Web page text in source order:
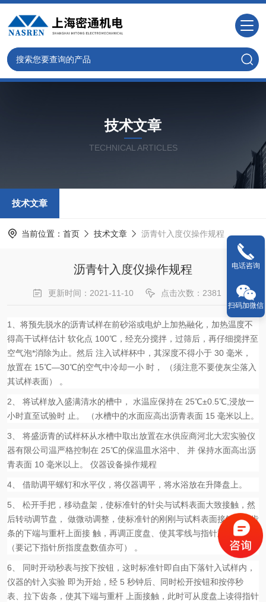
技术文章
TECHNICAL ARTICLES
技术文章
当前位置： 首页 技术文章 沥青针入度仪操作规程
沥青针入度仪操作规程
更新时间：2021-11-10 点击次数：2381
1
、将预先脱水的沥青试样在前砂浴或电炉上加热融化，加热温度不
得高干试样估计 软化点 100℃，经充分搅拌，过筛后，再仔细搅拌至
空气泡*消除为止。然后 注入试样杯中，其深度不得小于 30 毫米，
放置在 15℃—30℃的空气中冷却一小 时， （须注意不要使灰尘落入
其试样表面） 。
2 、 将试样放入盛满清水的槽中， 水温应保持在 25℃±0.5℃ 浸放一
小时直至试验时 止。 （水槽中的水面应高出沥青表面 15 毫米以上。
3 、 将盛沥青的试样杯从水槽中取出放置在水供应商河北大宏实验仪
器有限公司温严格控制在 25℃的保温皿水浴中、 并 保持水面高出沥
青表面 10 毫米以上。 仪器设备操作规程
4 、 借助调平螺钉和水平仪，将仪器调平，将水浴放在升降盘上。
5 、 松开手把，移动盘架，使标准针的针尖与试料表面大致接触，然
后转动调节盘， 做微动调整，使标准针的刚刚与试料表面接触，使齿
条的下端与重杆上面接 触，再调正度盘、使其零线与指针重合，
（要记下指针所指度盘数值亦可） 。
6 、 同时开动秒表与按下按钮，这时标准针即自由下落针入试样内，
仪器的针入实验 即为开始，经 5 秒钟后、同时松开按钮和按停秒
表、拉下齿条，使其下端与重杆 上面接触，此时可从度盘上读得指针
电话咨询
扫码加微信